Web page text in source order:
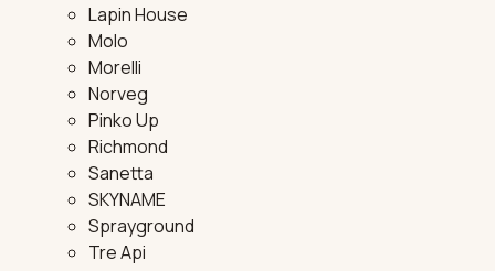
Lapin House
Molo
Morelli
Norveg
Pinko Up
Richmond
Sanetta
SKYNAME
Sprayground
Tre Api